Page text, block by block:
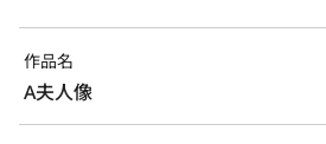
作品名
A夫人像